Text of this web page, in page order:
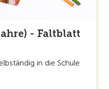
- Faltblatt
in die Schule